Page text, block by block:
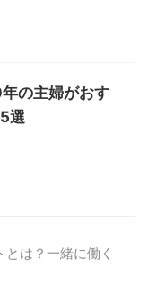
年の主婦がおす
選
は？一緒に働く